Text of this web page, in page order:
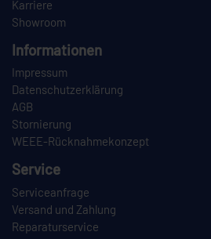
Karriere
Showroom
Informationen
Impressum
Datenschutzerklärung
AGB
Stornierung
WEEE-Rücknahmekonzept
Service
Serviceanfrage
Versand und Zahlung
Reparaturservice